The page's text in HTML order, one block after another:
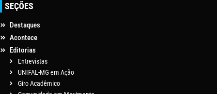
SEÇÕES
Destaques
Acontece
Editorias
Entrevistas
UNIFAL-MG em Ação
Giro Acadêmico